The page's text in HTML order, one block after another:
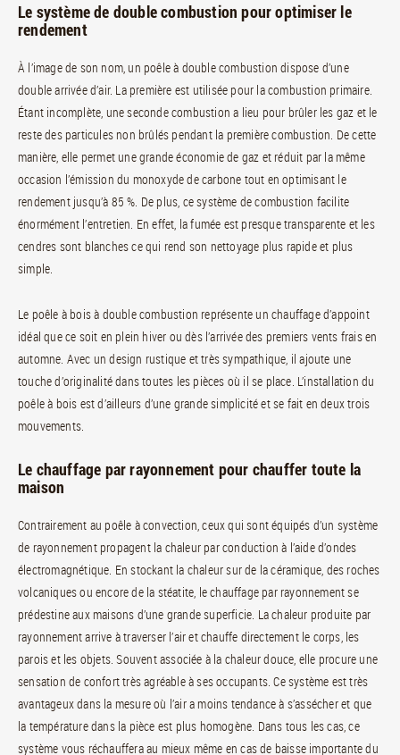
Le système de double combustion pour optimiser le
rendement
À l’image de son nom, un poêle à double combustion dispose d’une
double arrivée d’air. La première est utilisée pour la combustion primaire.
Étant incomplète, une seconde combustion a lieu pour brûler les gaz et le
reste des particules non brûlés pendant la première combustion. De cette
manière, elle permet une grande économie de gaz et réduit par la même
occasion l’émission du monoxyde de carbone tout en optimisant le
rendement jusqu’à 85 %. De plus, ce système de combustion facilite
énormément l’entretien. En effet, la fumée est presque transparente et les
cendres sont blanches ce qui rend son nettoyage plus rapide et plus
simple.
Le poêle à bois à double combustion représente un chauffage d’appoint
idéal que ce soit en plein hiver ou dès l’arrivée des premiers vents frais en
automne. Avec un design rustique et très sympathique, il ajoute une
touche d’originalité dans toutes les pièces où il se place. L’installation du
poêle à bois est d’ailleurs d’une grande simplicité et se fait en deux trois
mouvements.
Le chauffage par rayonnement pour chauffer toute la
maison
Contrairement au poêle à convection, ceux qui sont équipés d’un système
de rayonnement propagent la chaleur par conduction à l’aide d’ondes
électromagnétique. En stockant la chaleur sur de la céramique, des roches
volcaniques ou encore de la stéatite, le chauffage par rayonnement se
prédestine aux maisons d’une grande superficie. La chaleur produite par
rayonnement arrive à traverser l’air et chauffe directement le corps, les
parois et les objets. Souvent associée à la chaleur douce, elle procure une
sensation de confort très agréable à ses occupants. Ce système est très
avantageux dans la mesure où l’air a moins tendance à s’assécher et que
la température dans la pièce est plus homogène. Dans tous les cas, ce
système vous réchauffera au mieux même en cas de baisse importante du